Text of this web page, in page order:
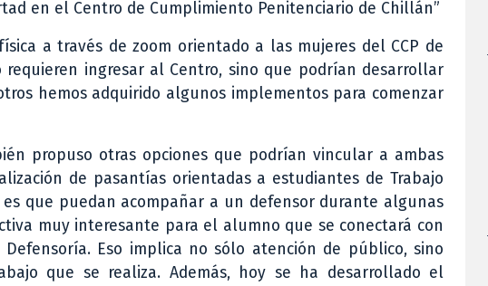
en el Centro de Cumplimiento Penitenciario de Chillán”
a través de zoom orientado a las mujeres del CCP de
ingresar al Centro, sino que podrían desarrollar
hemos adquirido algunos implementos para comenzar
propuso otras opciones que podrían vincular a ambas
de pasantías orientadas a estudiantes de Trabajo
que puedan acompañar a un defensor durante algunas
muy interesante para el alumno que se conectará con
Eso implica no sólo atención de público, sino
que se realiza. Además, hoy se ha desarrollado el